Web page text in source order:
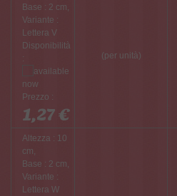
Base : 2 cm,
Variante :
Lettera V
Disponibilità
:
Prezzo :
1,27 €
(per unità)
Altezza : 10
cm,
Base : 2 cm,
Variante :
Lettera W